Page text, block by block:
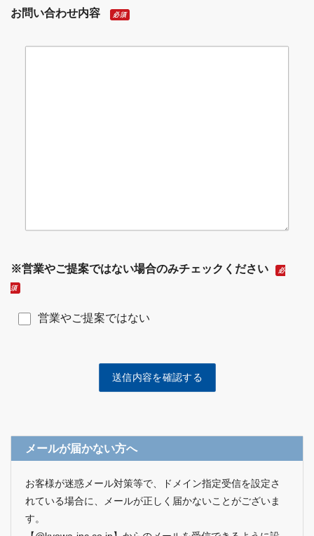
お問い合わせ内容 必須
※営業やご提案ではない場合のみチェックください 必
須
営業やご提案ではない
メールが届かない方へ
お客様が迷惑メール対策等で、ドメイン指定受信を設定さ
れている場合に、メールが正しく届かないことがございま
す。